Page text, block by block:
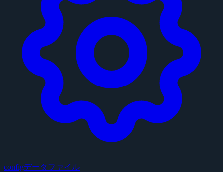
configデータファイル